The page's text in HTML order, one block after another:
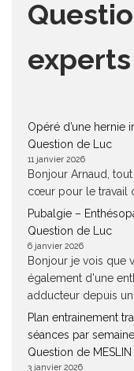
experts
Opéré d’une hernie
Question de Luc
11 janvier 2026
Bonjour Arnaud,
cœur pour le travail
Pubalgie –
Question de Luc
6 janvier 2026
Bonjour je vois que
également d'une
adducteur depuis un...
Plan entrainement
séances par semaine
Question de MESLIN
3 janvier 2026